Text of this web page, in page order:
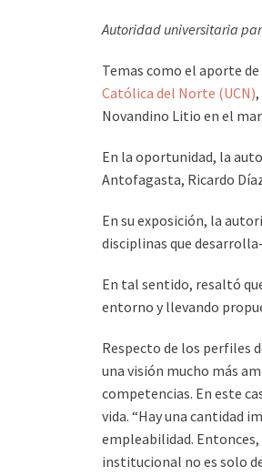
Autoridad universitaria
Temas como el aporte
Católica del Norte (UCN),
Novandino Litio en el
En la oportunidad, la
Antofagasta, Ricardo
En su exposición, la
disciplinas que
En tal sentido, resaltó
entorno y llevando
Respecto de los perfiles
una visión mucho más
competencias. En este
vida. “Hay una cantidad
empleabilidad. Entonces,
institucional no es solo